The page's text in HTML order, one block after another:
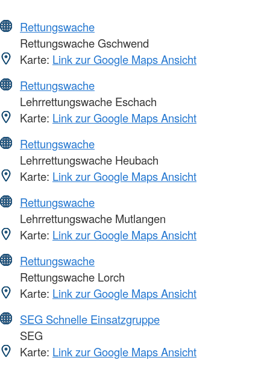
Rettungswache
Rettungswache Gschwend
Karte: Link zur Google Maps Ansicht
Rettungswache
Lehrrettungswache Eschach
Karte: Link zur Google Maps Ansicht
Rettungswache
Lehrrettungswache Heubach
Karte: Link zur Google Maps Ansicht
Rettungswache
Lehrrettungswache Mutlangen
Karte: Link zur Google Maps Ansicht
Rettungswache
Rettungswache Lorch
Karte: Link zur Google Maps Ansicht
SEG Schnelle Einsatzgruppe
SEG
Karte: Link zur Google Maps Ansicht